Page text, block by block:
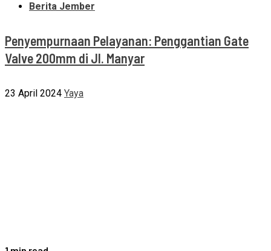
Berita Jember
Penyempurnaan Pelayanan: Penggantian Gate
Valve 200mm di Jl. Manyar
23 April 2024 Yaya